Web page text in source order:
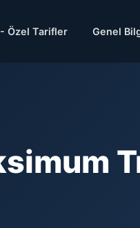
Özel Tarifler Genel